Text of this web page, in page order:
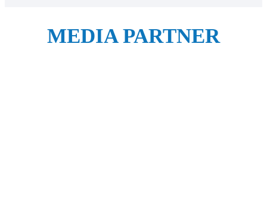
MEDIA PARTNER